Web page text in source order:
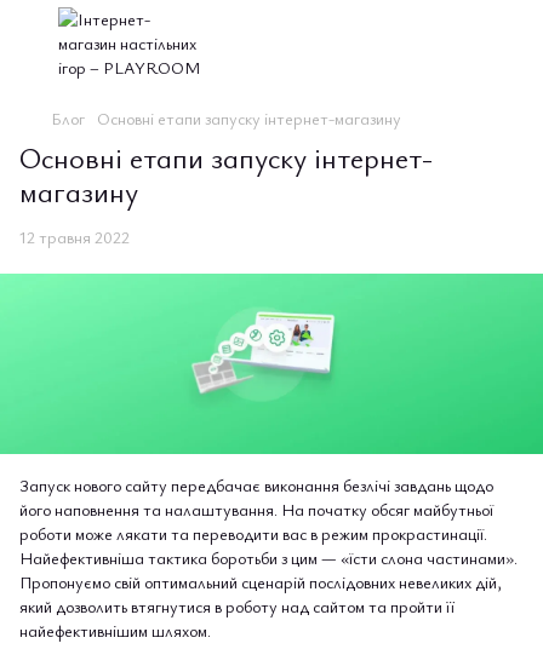
Блог Основні етапи запуску інтернет-магазину
Основні етапи запуску інтернет-
магазину
12 травня 2022
Запуск нового сайту передбачає виконання безлічі завдань щодо
його наповнення та налаштування. На початку обсяг майбутньої
роботи може лякати та переводити вас в режим прокрастинації.
Найефективніша тактика боротьби з цим — «їсти слона частинами».
Пропонуємо свій оптимальний сценарій послідовних невеликих дій,
який дозволить втягнутися в роботу над сайтом та пройти її
найефективнішим шляхом.